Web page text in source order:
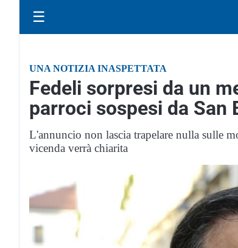
☰
UNA NOTIZIA INASPETTATA
Fedeli sorpresi da un
parroci sospesi da San
L'annuncio non lascia trapelare nulla sulle
vicenda verrà chiarita